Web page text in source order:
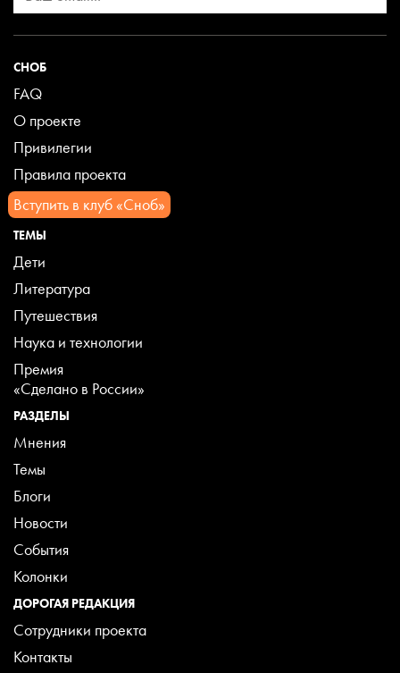
СНОБ
FAQ
О проекте
Привилегии
Правила проекта
Вступить в клуб «Сноб»
ТЕМЫ
Дети
Литература
Путешествия
Наука и технологии
Премия
«Сделано в России»
РАЗДЕЛЫ
Мнения
Темы
Блоги
Новости
События
Колонки
ДОРОГАЯ РЕДАКЦИЯ
Сотрудники проекта
Контакты